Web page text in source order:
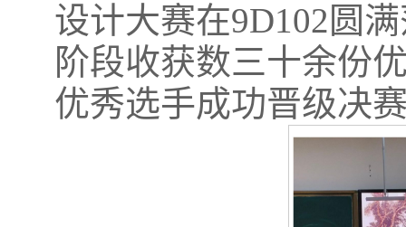
设计大赛在9D102圆
阶段收获数三十余份
优秀选手成功晋级决